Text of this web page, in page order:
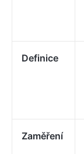
Definice
Zaměření